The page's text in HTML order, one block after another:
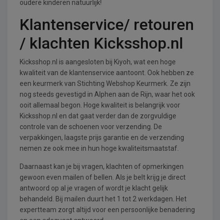
oudere kinderen natuurlijk!
Klantenservice/ retouren
/ klachten Kicksshop.nl
Kicksshop.nl is aangesloten bij Kiyoh, wat een hoge
kwaliteit van de klantenservice aantoont. Ook hebben ze
een keurmerk van Stichting Webshop Keurmerk. Ze zijn
nog steeds gevestigd in Alphen aan de Rijn, waar het ook
ooit allemaal begon. Hoge kwaliteit is belangrijk voor
Kicksshop.nl en dat gaat verder dan de zorgvuldige
controle van de schoenen voor verzending. De
verpakkingen, laagste prijs garantie en de verzending
nemen ze ook mee in hun hoge kwaliteitsmaatstaf.
Daarnaast kan je bij vragen, klachten of opmerkingen
gewoon even mailen of bellen. Als je belt krijg je direct
antwoord op al je vragen of wordt je klacht gelijk
behandeld. Bij mailen duurt het 1 tot 2 werkdagen. Het
expertteam zorgt altijd voor een persoonlijke benadering